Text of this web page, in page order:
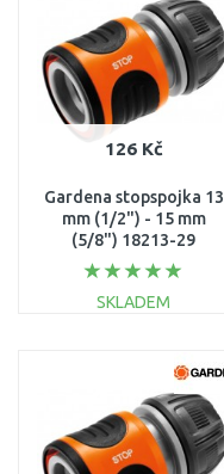
126 Kč
Gardena stopspojka 13
mm (1/2") - 15 mm
(5/8") 18213-29
SKLADEM
Porovnat